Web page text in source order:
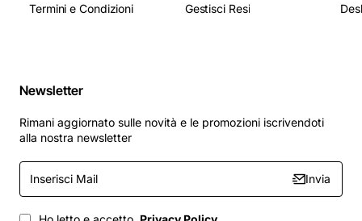
Termini e Condizioni Gestisci Resi
Newsletter
Rimani aggiornato sulle novità e le promozioni iscrivendoti
alla nostra newsletter
Inserisci
Mail
Invia